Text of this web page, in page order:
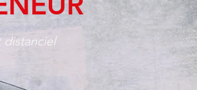
distanciel